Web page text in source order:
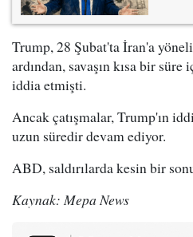
Trump, 28 Şubat'ta İran'a
ardından, savaşın kısa bir
iddia etmişti.
Ancak çatışmalar, Trump'ın
uzun süredir devam ediyor.
ABD, saldırılarda kesin bir
Kaynak: Mepa News